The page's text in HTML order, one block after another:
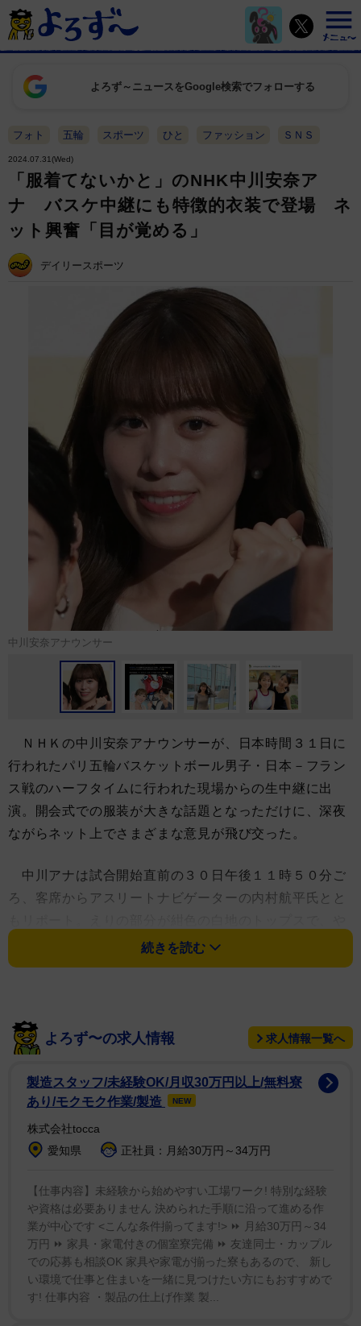
よろず～ニュースをGoogle検索でフォローする
フォト 五輪 スポーツ ひと ファッション ＳＮＳ
2024.07.31(Wed)
「服着てないかと」のNHK中川安奈ア
ナ バスケ中継にも特徴的衣装で登場 ネ
ット興奮「目が覚める」
デイリースポーツ
中川安奈アナウンサー
ＮＨＫの中川安奈アナウンサーが、日本時間３１日に
行われたパリ五輪バスケットボール男子・日本－フラン
ス戦のハーフタイムに行われた現場からの生中継に出
演。開会式での服装が大きな話題となっただけに、深夜
ながらネット上でさまざまな意見が飛び交った。
中川アナは試合開始直前の３０日午後１１時５０分ご
ろ、客席からアスリートナビゲーターの内村航平氏とと
や胸元が開き体のラインが浮き出る衣装で登場した。
未明に行われた開会式の中継ではベージュのインナーに
白ジャケット姿で登場。光の影響もあってか肌とベージ
ュのインナーが全く同色に見える現象が起こり「オリン
ピックのＮＨＫアナウンサーの人の服が」「見えるのは
俺だけ？ｗ」「引きで見ると裸にジャケットみたいｗ」
「アナウンサーの人一瞬服着てないんかと思った…ビビ
それだけに、この日も中川アナの登場とその服装がネ
ット上で話題に。「中川安奈アナウンサーの衣装に今夜
も興奮している」「深夜の中川安奈アナは目が覚める」
「中川安奈さんの胸元にしか目が…ハーフタイム終わら
ないでくれ！」などの声や、「中川安奈さん！クビにな
続きを読む
よろず〜の求人情報 求人情報一覧へ
製造スタッフ/未経験OK/月収30万円以上/無料寮
あり/モクモク作業/製造
NEW
株式会社tocca
愛知県
正社員：月給30万円～34万円
【仕事内容】未経験から始めやすい工場ワーク! 特別な経験
や資格は必要ありません 決められた手順に沿って進める作
業が中心です <こんな条件揃ってます!> ⏩ 月給30万円～34
万円 ⏩ 家具・家電付きの個室寮完備 ⏩ 友達同士・カップル
での応募も相談OK 家具や家電が揃った寮もあるので、 新し
い環境で仕事と住まいを一緒に見つけたい方にもおすすめで
す! 仕事内容 ・製品の仕上げ作業 製...